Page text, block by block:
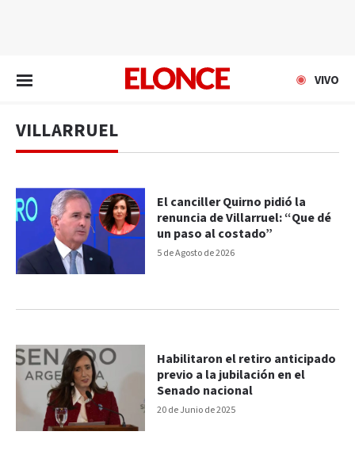
VIVO
VILLARRUEL
5 de Agosto de 2026
El canciller Quirno pidió la
renuncia de Villarruel: “Que dé
un paso al costado”
20 de Junio de 2025
Habilitaron el retiro anticipado
previo a la jubilación en el
Senado nacional